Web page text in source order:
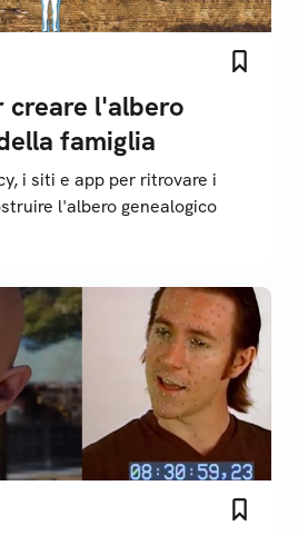
creare l'albero
famiglia
i siti e app per ritrovare i
l'albero genealogico